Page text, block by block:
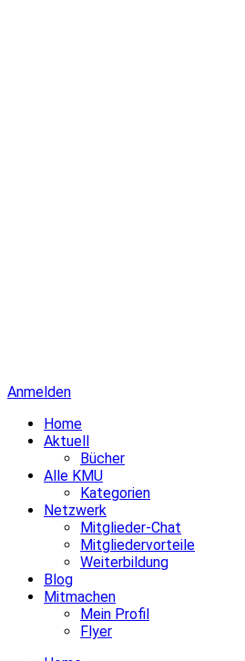
Anmelden
Home
Aktuell
Bücher
Alle KMU
Kategorien
Netzwerk
Mitglieder-Chat
Mitgliedervorteile
Weiterbildung
Blog
Mitmachen
Mein Profil
Flyer